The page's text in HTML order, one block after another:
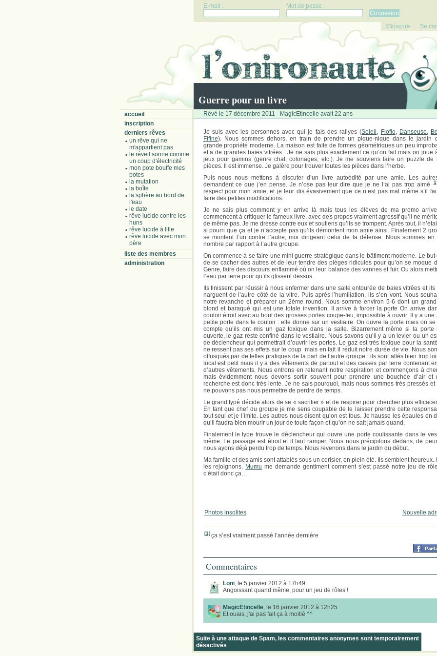
E-mail : Mot de passe :
S'inscrire Se
Guerre pour un livre
accueil
inscription
derniers rêves
un rêve qui ne
m'appartient pas
le réveil sonne comme
un coup d'électricité
mon pote bouffe mes
potes
la mutation
la boîte
la sphère au bord de
l'eau
le date
rêve lucide contre les
huns
rêve lucide à lille
rêve lucide avec mon
père
liste des membres
administration
Rêvé le 17 décembre 2011 - MagicEtincelle avait 22 ans
Je suis avec les personnes avec qui je fais des rallyes (Soleil , Floflo, Danseuse,
Fifine). Nous sommes dehors, en train de prendre un pique-nique dans le jardin
grande propriété moderne. La maison est faite de formes géométriques un peu
et a de grandes baies vitrées. Je ne sais plus exactement ce qu’on fait mais on joue
jeux pour gamins (genre chat, coloriages, etc.). Je me souviens faire un puzzle de
pièces. Il est immense. Je galère pour trouver toutes les pièces dans l’herbe.
Puis nous nous mettons à discuter d’un livre autoédité par une amie. Les
demandent ce que j’en pense. Je n’ose pas leur dire que je ne l’ai pas trop aimé
1
respect pour mon amie, et je leur dis évasivement que ce n’est pas mal même s’il
faire des petites modifications.
Je ne sais plus comment y en arrive là mais tous les élèves de ma promo
commencent à critiquer le fameux livre, avec des propos vraiment agressif qu’il ne
de même pas. Je me dresse contre eux et soutiens qu’ils se trompent. Après tout, il
si pourri que ça et je n’accepte pas qu’ils démontent mon amie ainsi. Finalement 2
se montent l’un contre l’autre, moi dirigeant celui de la défense. Nous sommes en
nombre par rapport à l’autre groupe.
On commence à se faire une mini guerre stratégique dans le bâtiment moderne. Le but
de se cacher des autres et de leur tendre des pièges ridicules pour qu’on se moque
Genre, faire des discours enflammé où on leur balance des vannes et fuir. Ou alors
l’eau par terre pour qu’ils glissent dessus.
Ils finissent par réussir à nous enfermer dans une salle entourée de baies vitrées et ils
narguent de l’autre côté de la vitre. Puis après l’humiliation, ils s’en vont. Nous
notre revanche et préparer un 2ème round. Nous somme environ 5-6 dont un grand
blond et baraqué qui est une totale invention. Il arrive à forcer la porte On arrive
couloir étroit avec au bout des grosses portes coupe-feu, impossible à ouvrir. Il y a une
petite porte dans le couloir : elle donne sur un vestiaire. On ouvre la porte mais on se
compte qu’ils ont mis un gaz toxique dans la salle. Bizarrement même si la porte
ouverte, le gaz reste confiné dans le vestiaire. Nous savons qu’il y a un levier ou un
de déclencheur qui permettrait d’ouvrir les portes. Le gaz est très toxique pour la
ne ressent pas ses effets sur le coup mais en fait il réduit notre durée de vie. Nous
offusqués par de telles pratiques de la part de l’autre groupe : ils sont allés bien trop
local est petit mais il y a des vêtements de partout et des casses par terre contenant
d’autres vêtements. Nous entrons en retenant notre respiration et commençons à
mais évidemment nous devons sortir souvent pour prendre une bouchée d’air et
recherche est donc très lente. Je ne sais pourquoi, mais nous sommes très pressés et
ne pouvons pas nous permettre de perdre de temps.
Le grand typé décide alors de se « sacrifier » et de respirer pour chercher plus
En tant que chef du groupe je me sens coupable de le laisser prendre cette
tout seul et je l’imite. Les autres nous disent qu’on est fous. Je hausse les épaules en
qu’il faudra bien mourir un jour de toute façon et qu’on ne sait jamais quand.
Finalement le type trouve le déclencheur qui ouvre une porte coulissante dans le
même. Le passage est étroit et il faut ramper. Nous nous précipitons dedans, de
nous ayons déjà perdu trop de temps. Nous revenons dans le jardin du début.
Ma famille et des amis sont attablés sous un cerisier, en plein été. Ils semblent heureux.
les rejoignons. Mumu me demande gentiment comment s’est passé notre jeu de
c’était donc ça…
Photos insolites Nouvelle
[1] ça s’est vraiment passé l’année dernière
Commentaires
Loni, le 5 janvier 2012 à 17h49
Angoissant quand même, pour un jeu de rôles !
MagicEtincelle, le 16 janvier 2012 à 12h25
Et ouais, j'ai pas fait ça à moitié ^^
Suite à une attaque de Spam, les commentaires anonymes sont temporairement
désactivés